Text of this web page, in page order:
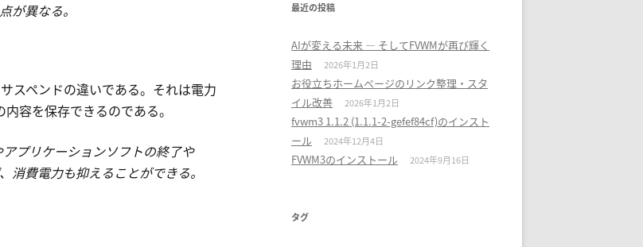
が異なる。
スペンドの違いである。それは電力
容を保存できるのである。
プリケーションソフトの終了や
消費電力も抑えることができる。
最近の投稿
AIが変える未来 ― そしてFVWMが再び輝く
理由
2026年1月2日
お役立ちホームページのリンク整理・スタ
イル改善
2026年1月2日
fvwm3 1.1.2 (1.1.1-2-gefef84cf)のインスト
ール
2024年12月4日
FVWM3のインストール 2024年9月16日
タグ